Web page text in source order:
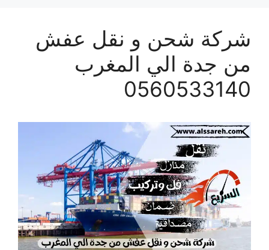
شركة شحن و نقل عفش
من جدة الي المغرب
0560533140